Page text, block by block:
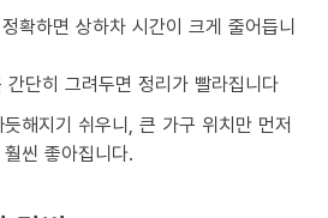
확하면 상하차 시간이 크게 줄어듭니
단히 그려두면 정리가 빨라집니다
해지기 쉬우니, 큰 가구 위치만 먼저
씬 좋아집니다.